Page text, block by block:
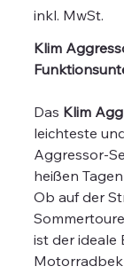
inkl. MwSt.
Klim
Das Klim
leichteste
Aggressor-
heißen
Ob auf der
ist der ideale